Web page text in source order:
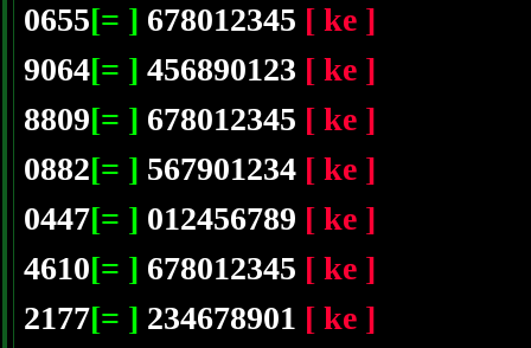
0655[= ] 678012345 [ ke ]
9064[= ] 456890123 [ ke ]
8809[= ] 678012345 [ ke ]
0882[= ] 567901234 [ ke ]
0447[= ] 012456789 [ ke ]
4610[= ] 678012345 [ ke ]
2177[= ] 234678901 [ ke ]